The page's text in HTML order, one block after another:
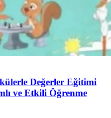
Değerler Eğitimi
ve Etkili Öğrenme